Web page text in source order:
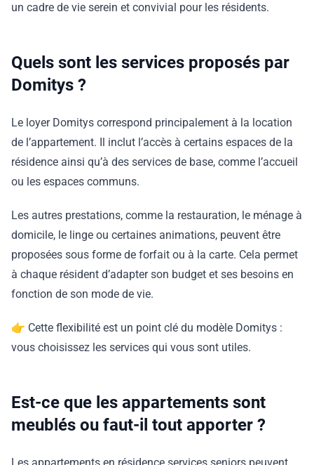
un cadre de vie serein et convivial pour les résidents.
Quels sont les services proposés par
Domitys ?
Le loyer Domitys correspond principalement à la location
de l’appartement. Il inclut l’accès à certains espaces de la
résidence ainsi qu’à des services de base, comme l’accueil
ou les espaces communs.
Les autres prestations, comme la restauration, le ménage à
domicile, le linge ou certaines animations, peuvent être
proposées sous forme de forfait ou à la carte. Cela permet
à chaque résident d’adapter son budget et ses besoins en
fonction de son mode de vie.
👉 Cette flexibilité est un point clé du modèle Domitys :
vous choisissez les services qui vous sont utiles.
Est-ce que les appartements sont
meublés ou faut-il tout apporter ?